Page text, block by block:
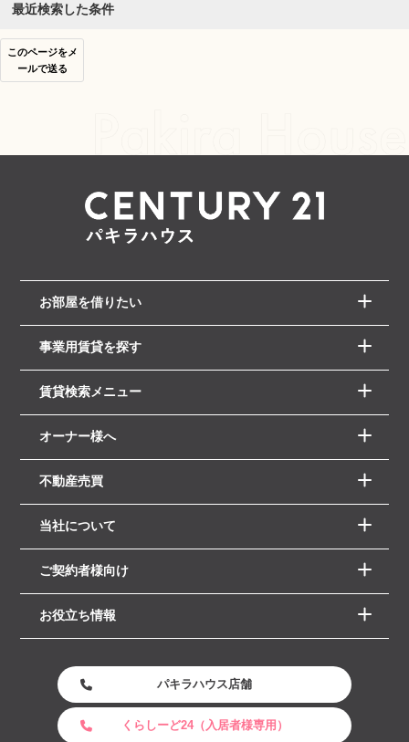
最近検索した条件
このページをメ
ールで送る
お部屋を借りたい
事業用賃貸を探す
賃貸検索メニュー
オーナー様へ
不動産売買
当社について
ご契約者様向け
お役立ち情報
パキラハウス店舗
くらしーど24（入居者様専用）